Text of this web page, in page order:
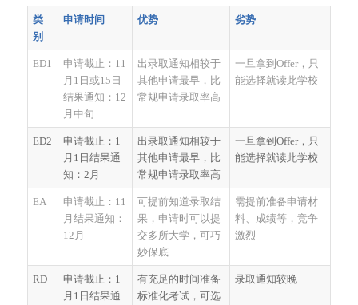
类
别
申请时间 优势 劣势
ED1
申请截止：11
月1日或15日
结果通知：12
月中旬
出录取通知相较于
其他申请最早，比
常规申请录取率高
一旦拿到Offer，只
能选择就读此学校
ED2
申请截止：1
月1日结果通
知：2月
出录取通知相较于
其他申请最早，比
常规申请录取率高
一旦拿到Offer，只
能选择就读此学校
EA
申请截止：11
月结果通知：
12月
可提前知道录取结
果，申请时可以提
交多所大学，可巧
妙保底
需提前准备申请材
料、成绩等，竞争
激烈
RD
申请截止：1
月1日结果通
有充足的时间准备
标准化考试，可选
录取通知较晚